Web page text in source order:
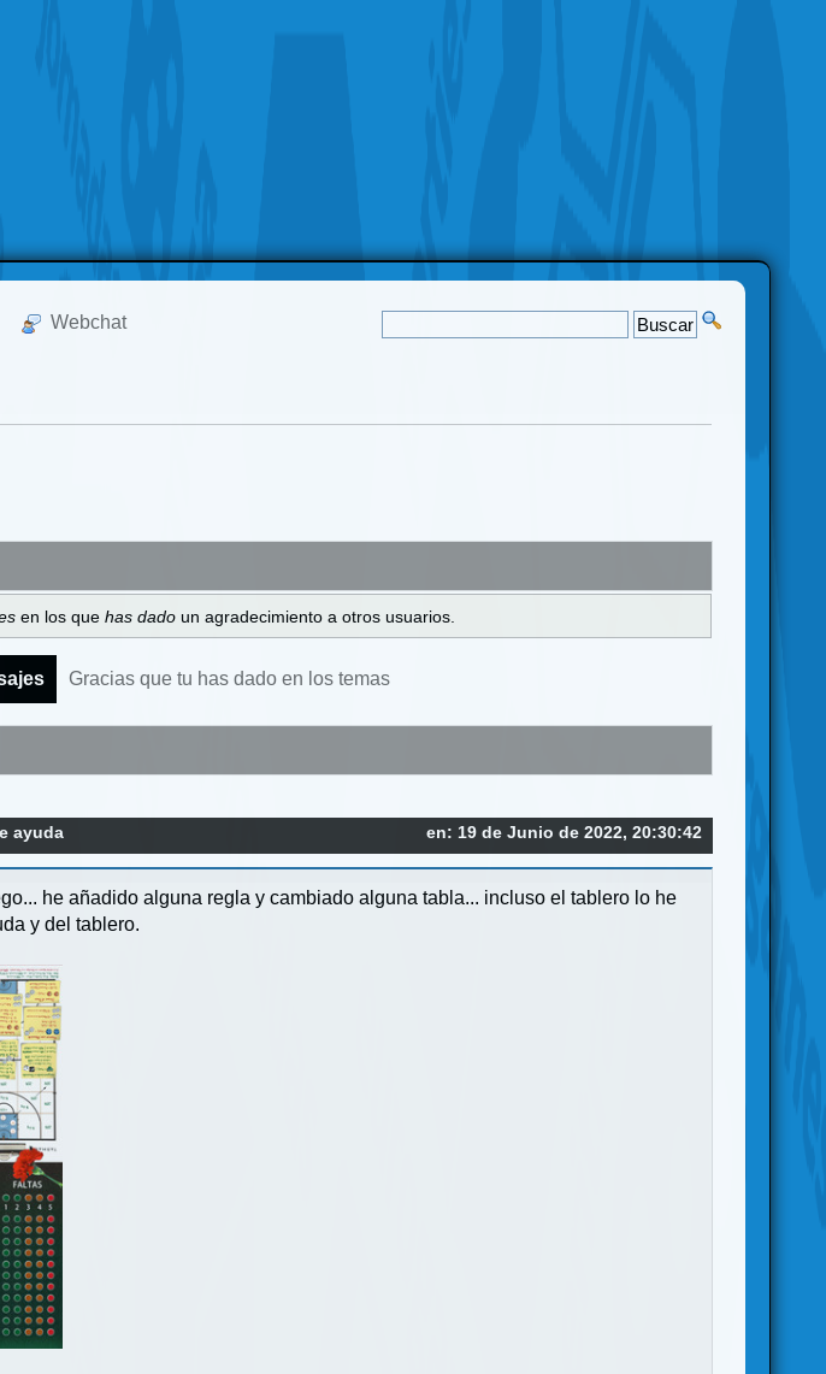
Webchat
en los que has dado un agradecimiento a otros usuarios.
Gracias que tu has dado en los temas
en: 19 de Junio de 2022, 20:30:42
ayuda
he añadido alguna regla y cambiado alguna tabla... incluso el tablero lo he
y del tablero.